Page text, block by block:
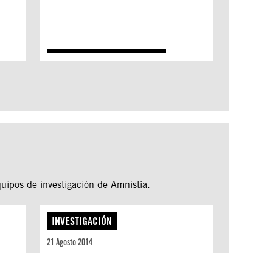
de investigación de Amnistía.
INVESTIGACIÓN
21 Agosto 2014